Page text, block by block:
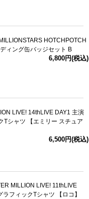
HOTCHPOTCH
ィング缶バッジセット B
6,800円(税込)
LIVE! 14thLIVE DAY1 主演
Tシャツ 【エミリー スチュア
6,500円(税込)
MILLION LIVE! 11thLIVE
フィックTシャツ 【ロコ】